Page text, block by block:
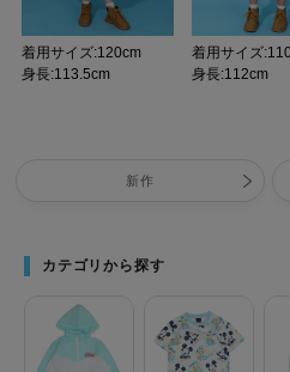
着用サイズ:120cm
身長:113.5cm
着用サイズ
身長:112cm
新作
カテゴリから探す